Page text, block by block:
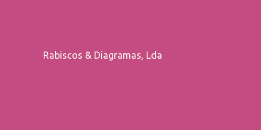
Rabiscos & Diagramas, Lda